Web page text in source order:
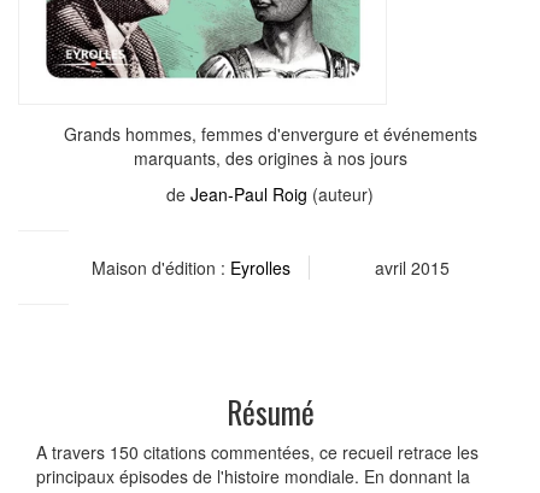
Grands hommes, femmes d'envergure et événements
marquants, des origines à nos jours
de Jean-Paul Roig (auteur)
Maison d'édition : Eyrolles avril 2015
Résumé
A travers 150 citations commentées, ce recueil retrace les
principaux épisodes de l'histoire mondiale. En donnant la